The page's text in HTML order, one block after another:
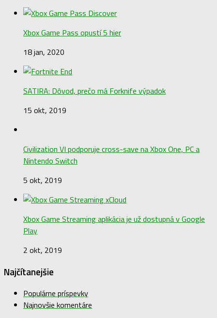
Xbox Game Pass opustí 5 hier
18 jan, 2020
SATIRA: Dôvod, prečo má Forknife výpadok
15 okt, 2019
Civilization VI podporuje cross-save na Xbox One, PC a
Nintendo Switch
5 okt, 2019
Xbox Game Streaming aplikácia je už dostupná v Google
Play
2 okt, 2019
Najčítanejšie
Populárne príspevky
Najnovšie komentáre